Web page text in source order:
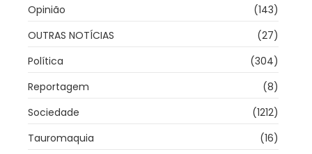
Opinião
(143)
OUTRAS NOTÍCIAS
(27)
Política
(304)
Reportagem
(8)
Sociedade
(1212)
Tauromaquia
(16)